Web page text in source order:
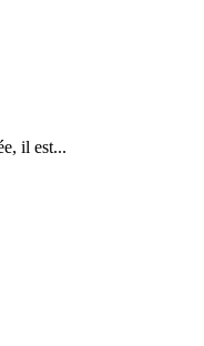
il est...